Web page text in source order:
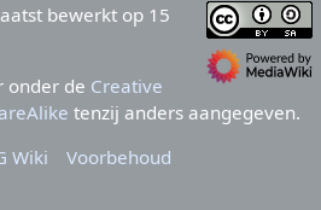
bewerkt op 15
onder de Creative
tenzij anders aangegeven.
Wiki Voorbehoud